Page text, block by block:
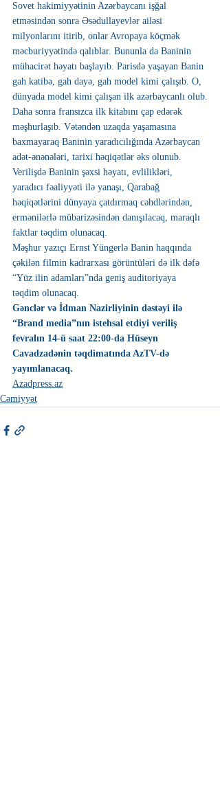
Sovet hakimiyyətinin Azərbaycanı işğal
etməsindən sonra Əsədullayevlər ailəsi
milyonlarını itirib, onlar Avropaya köçmək
məcburiyyətində qalıblar. Bununla da Baninin
mühacirət həyatı başlayıb. Parisdə yaşayan Banin
gah katibə, gah dayə, gah model kimi çalışıb. O,
dünyada model kimi çalışan ilk azərbaycanlı olub.
Daha sonra fransızca ilk kitabını çap edərək
məşhurlaşıb. Vətəndən uzaqda yaşamasına
baxmayaraq Baninin yaradıcılığında Azərbaycan
adət-ənənələri, tarixi həqiqətlər əks olunub.
Verilişdə Baninin şəxsi həyatı, evlilikləri,
yaradıcı fəaliyyəti ilə yanaşı, Qarabağ
həqiqətlərini dünyaya çatdırmaq cəhdlərindən,
ermənilərlə mübarizəsindən danışılacaq, maraqlı
faktlar təqdim olunacaq.
Məşhur yazıçı Ernst Yüngerlə Banin haqqında
çəkilən filmin kadrarxası görüntüləri də ilk dəfə
“Yüz ilin adamları”nda geniş auditoriyaya
təqdim olunacaq.
Gənclər və İdman Nazirliyinin dəstəyi ilə
“Brand media”nın istehsal etdiyi veriliş
fevralın 14-ü saat 22:00-da Hüseyn
Cavadzadənin təqdimatında AzTV-də
yayımlanacaq.
Azadpress.az
Cəmiyyət